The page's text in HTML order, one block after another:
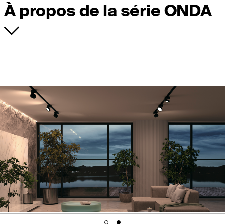
À propos de la série ONDA